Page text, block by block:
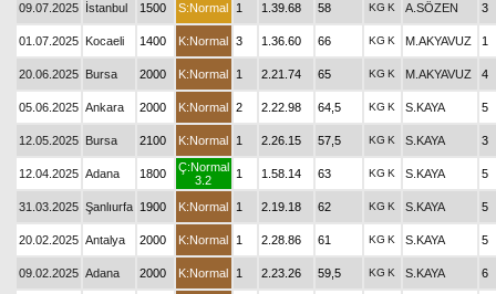
09.07.2025 İstanbul 1500 S:Normal 1 1.39.68 58 KG K A.SÖZEN 3
01.07.2025 Kocaeli 1400 K:Normal 3 1.36.60 66 KG K M.AKYAVUZ 1
20.06.2025 Bursa 2000 K:Normal 1 2.21.74 65 KG K M.AKYAVUZ 4
05.06.2025 Ankara 2000 K:Normal 2 2.22.98 64,5 KG K S.KAYA 5
12.05.2025 Bursa 2100 K:Normal 1 2.26.15 57,5 KG K S.KAYA 3
12.04.2025 Adana 1800
Ç:Normal
3.2
1 1.58.14 63 KG K S.KAYA 5
31.03.2025 Şanlıurfa 1900 K:Normal 1 2.19.18 62 KG K S.KAYA 5
20.02.2025 Antalya 2000 K:Normal 1 2.28.86 61 KG K S.KAYA 5
09.02.2025 Adana 2000 K:Normal 1 2.23.26 59,5 KG K S.KAYA 6